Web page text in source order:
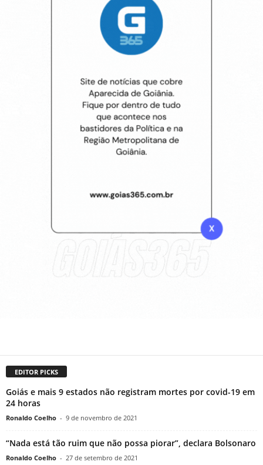
EDITOR PICKS
Goiás e mais 9 estados não registram mortes por covid-19 em
24 horas
Ronaldo Coelho - 9 de novembro de 2021
“Nada está tão ruim que não possa piorar”, declara Bolsonaro
Ronaldo Coelho - 27 de setembro de 2021